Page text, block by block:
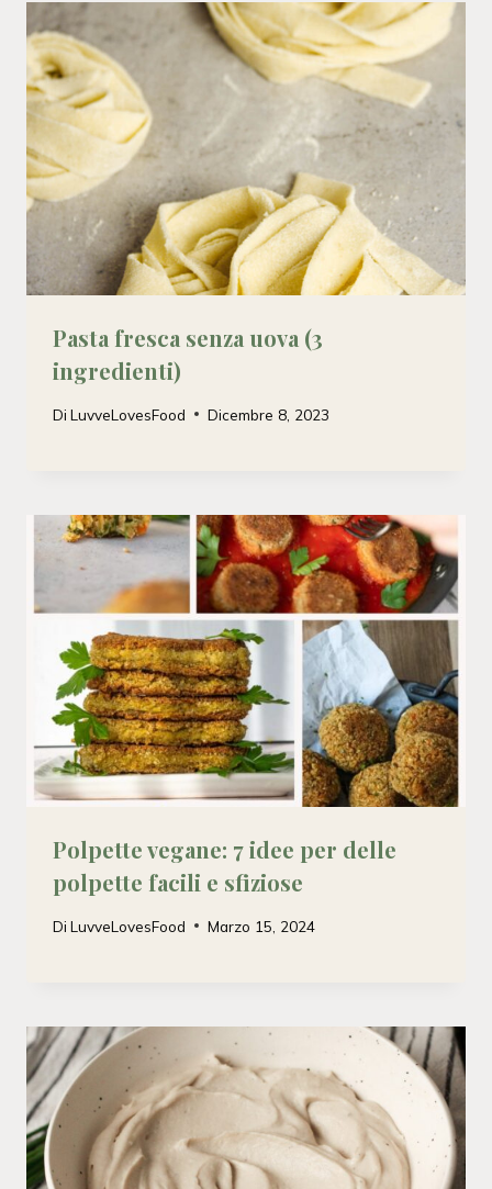
Pasta fresca senza uova (3
ingredienti)
Di LuvveLovesFood Dicembre 8, 2023
Polpette vegane: 7 idee per delle
polpette facili e sfiziose
Di LuvveLovesFood Marzo 15, 2024